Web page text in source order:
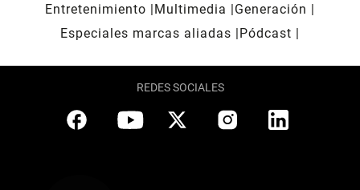
Entretenimiento
Multimedia
Generación
Especiales marcas aliadas
Pódcast
REDES SOCIALES